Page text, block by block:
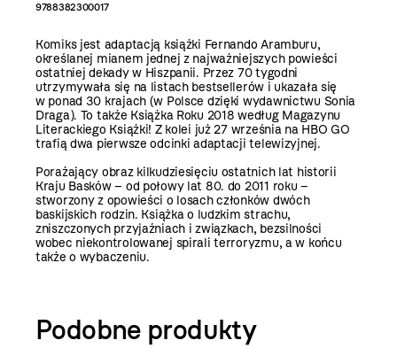
9788382300017
Komiks jest adaptacją książki Fernando Aramburu,
określanej mianem jednej z najważniejszych powieści
ostatniej dekady w Hiszpanii. Przez 70 tygodni
utrzymywała się na listach bestsellerów i ukazała się
w ponad 30 krajach (w Polsce dzięki wydawnictwu Sonia
Draga). To także Książka Roku 2018 według Magazynu
Literackiego Książki! Z kolei już 27 września na HBO GO
trafią dwa pierwsze odcinki adaptacji telewizyjnej.
Porażający obraz kilkudziesięciu ostatnich lat historii
Kraju Basków – od połowy lat 80. do 2011 roku –
stworzony z opowieści o losach członków dwóch
baskijskich rodzin. Książka o ludzkim strachu,
zniszczonych przyjaźniach i związkach, bezsilności
wobec niekontrolowanej spirali terroryzmu, a w końcu
także o wybaczeniu.
Podobne produkty